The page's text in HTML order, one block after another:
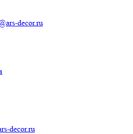
decor.ru
decor.ru